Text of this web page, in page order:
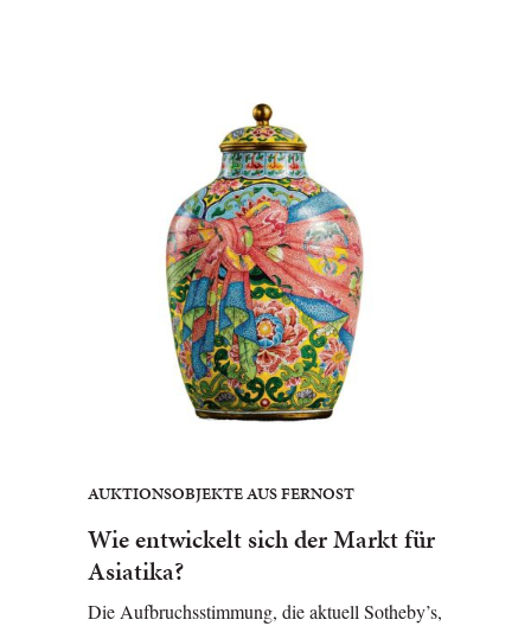
AUKTIONSOBJEKTE AUS FERNOST
Wie entwickelt sich der Markt für
Asiatika?
Die Aufbruchsstimmung, die aktuell Sotheby’s,